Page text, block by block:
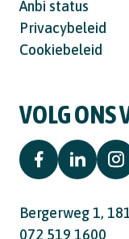
Anbi status
Privacybeleid
Cookiebeleid
VOLG ONS
Bergerweg 1,
072 519 1600